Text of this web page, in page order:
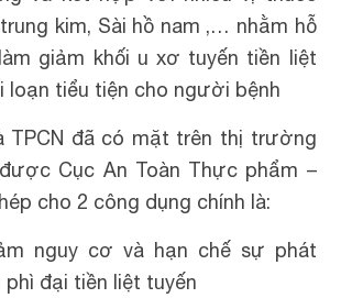
kim, Sài hồ nam ,… nhằm hỗ
giảm khối u xơ tuyến tiền liệt
loạn tiểu tiện cho người bệnh
TPCN đã có mặt trên thị trường
Cục An Toàn Thực phẩm –
cho 2 công dụng chính là:
nguy cơ và hạn chế sự phát
phì đại tiền liệt tuyến